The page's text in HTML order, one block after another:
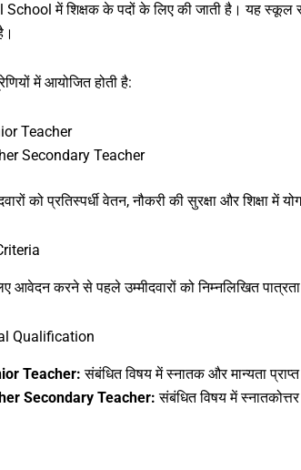
में शिक्षक के पदों के लिए की जाती है। यह स्कूल
में आयोजित होती है:
Teacher
Secondary Teacher
को प्रतिस्पर्धी वेतन, नौकरी की सुरक्षा और शिक्षा में
आवेदन करने से पहले उम्मीदवारों को निम्नलिखित पात्रता
Qualification
Teacher: संबंधित विषय में स्नातक और मान्यता प्राप्त
Secondary Teacher: संबंधित विषय में स्नातकोत्तर